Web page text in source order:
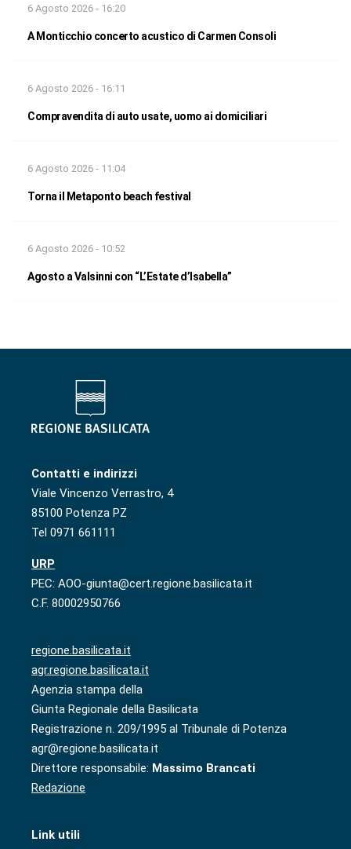
6 Agosto 2026 - 16:20
A Monticchio concerto acustico di Carmen Consoli
6 Agosto 2026 - 16:11
Compravendita di auto usate, uomo ai domiciliari
6 Agosto 2026 - 11:04
Torna il Metaponto beach festival
6 Agosto 2026 - 10:52
Agosto a Valsinni con “L’Estate d’Isabella”
Contatti e indirizzi
Viale Vincenzo Verrastro, 4
85100 Potenza PZ
Tel 0971 661111
URP
PEC: AOO-giunta@cert.regione.basilicata.it
C.F. 80002950766
regione.basilicata.it
agr.regione.basilicata.it
Agenzia stampa della
Giunta Regionale della Basilicata
Registrazione n. 209/1995 al Tribunale di Potenza
agr@regione.basilicata.it
Direttore responsabile: Massimo Brancati
Redazione
Link utili